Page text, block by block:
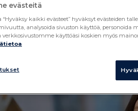
evästeitä
“Hyväksy kaikki evästeet” hyväksyt evästeiden
analysoida sivuston käyttöä,
verkkosivustomme käyttöäsi koskien myös